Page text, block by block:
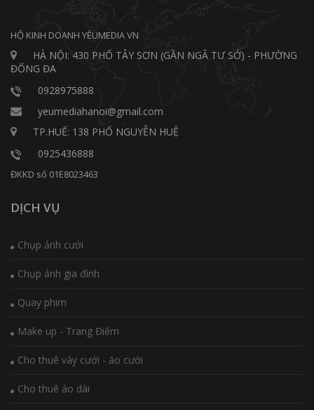
HỘ KINH DOANH YÊUMEDIA VN
HÀ NỘI: 430 PHỐ TÂY SƠN (GẦN NGÃ TƯ SỞ) - PHƯỜNG
ĐỐNG ĐA
0928975888
yeumediahanoi@gmail.com
TP.HUẾ: 138 PHỐ NGUYỄN HUỆ
0925436888
ĐKKD số 01E8023463
DỊCH VỤ
Chụp ảnh cưới
Chụp ảnh gia đình
Quay phim
Make up - Trang Điểm
Cho thuê váy cưới - áo cưới
Cho thuê áo dài